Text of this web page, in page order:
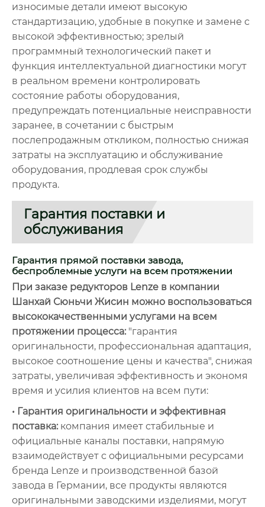
износимые детали имеют высокую
стандартизацию, удобные в покупке и замене с
высокой эффективностью; зрелый
программный технологический пакет и
функция интеллектуальной диагностики могут
в реальном времени контролировать
состояние работы оборудования,
предупреждать потенциальные неисправности
заранее, в сочетании с быстрым
послепродажным откликом, полностью снижая
затраты на эксплуатацию и обслуживание
оборудования, продлевая срок службы
продукта.
Гарантия поставки и
обслуживания
Гарантия прямой поставки завода,
беспроблемные услуги на всем протяжении
При заказе редукторов Lenze в компании
Шанхай Сюньчи Жисин можно воспользоваться
высококачественными услугами на всем
протяжении процесса:"гарантия
оригинальности, профессиональная адаптация,
высокое соотношение цены и качества", снижая
затраты, увеличивая эффективность и экономя
время и усилия клиентов на всем пути:
• Гарантия оригинальности и эффективная
поставка:компания имеет стабильные и
официальные каналы поставки, напрямую
взаимодействует с официальными ресурсами
бренда Lenze и производственной базой
завода в Германии, все продукты являются
оригинальными заводскими изделиями, могут